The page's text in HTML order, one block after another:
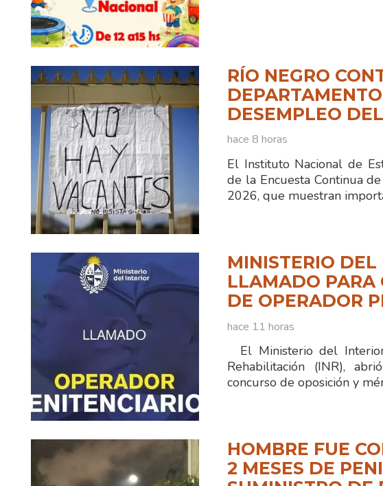
RÍO NEGRO
DESEMPLEO
hace 8 horas
El Instituto Nacional de
de la Encuesta Continua
2026, que muestran
MINISTERIO DEL
LLAMADO PARA
DE OPERADOR
hace 11 horas
El Ministerio del
Rehabilitación (INR),
concurso de oposición y
HOMBRE FUE
2 MESES DE